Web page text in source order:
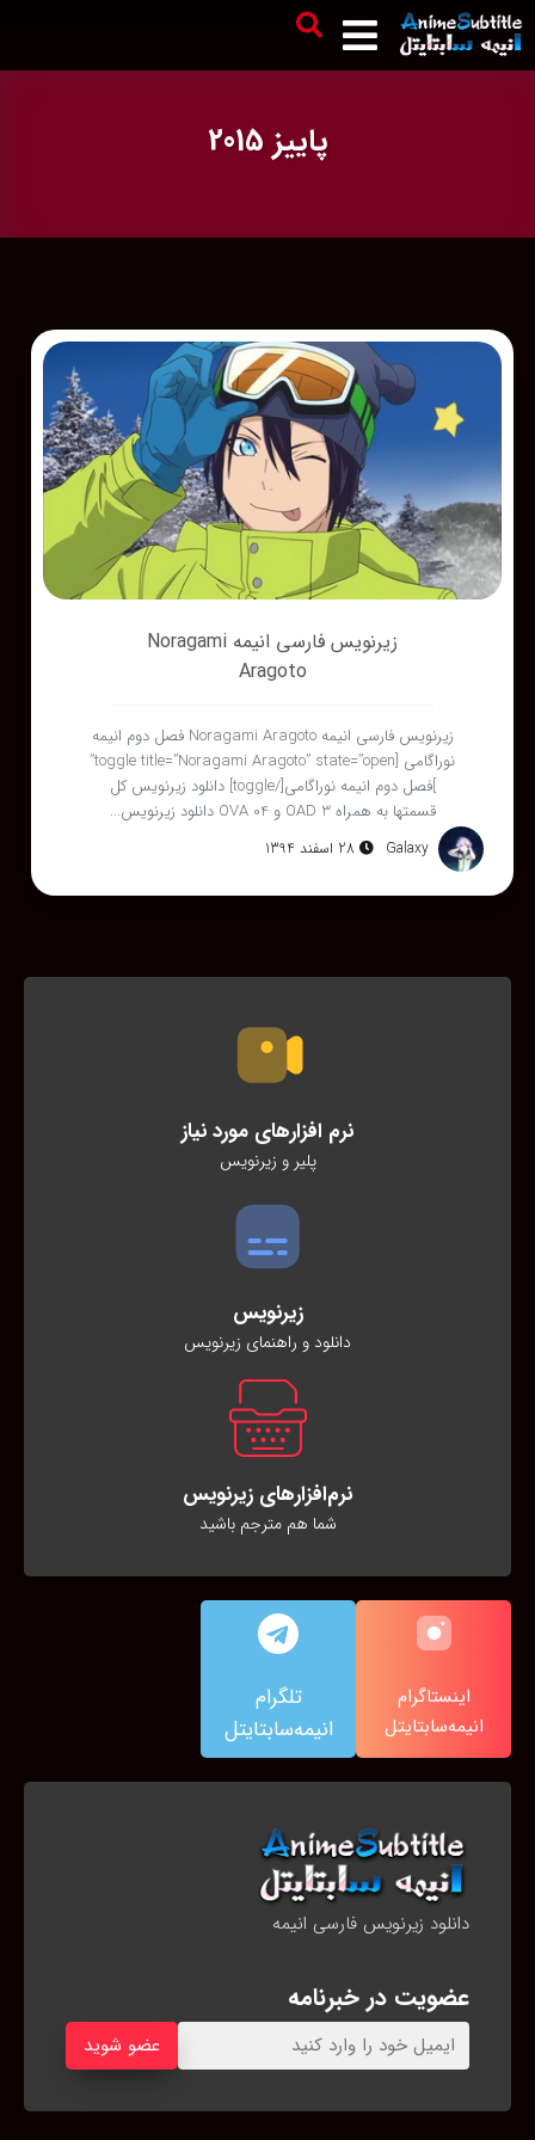
پاییز 2015
زیرنویس فارسی انیمه Noragami
Aragoto
زیرنویس فارسی انیمه Noragami Aragoto فصل دوم انیمه
نوراگامی [toggle title=”Noragami Aragoto” state=”open”
]فصل دوم انیمه نوراگامی[/toggle] دانلود زیرنویس کل
قسمتها به همراه OAD 3 و OVA 04 دانلود زیرنویس...
Galaxy 28 اسفند 1394
نرم افزارهای مورد نیاز
پلیر و زیرنویس
زیرنویس
دانلود و راهنمای زیرنویس
نرم‌افزارهای زیرنویس
شما هم مترجم باشید
اینستاگرام
انیمه‌سابتایتل
تلگرام
انیمه‌سابتایتل
دانلود زیرنویس فارسی انیمه
عضویت در خبرنامه
عضو شوید